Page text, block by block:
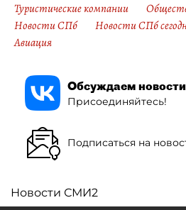
Туристические компании
Новости СПб
Новости СПб
Авиация
Обсуждаем
Присоединяйтесь!
Подписаться на
Новости СМИ2